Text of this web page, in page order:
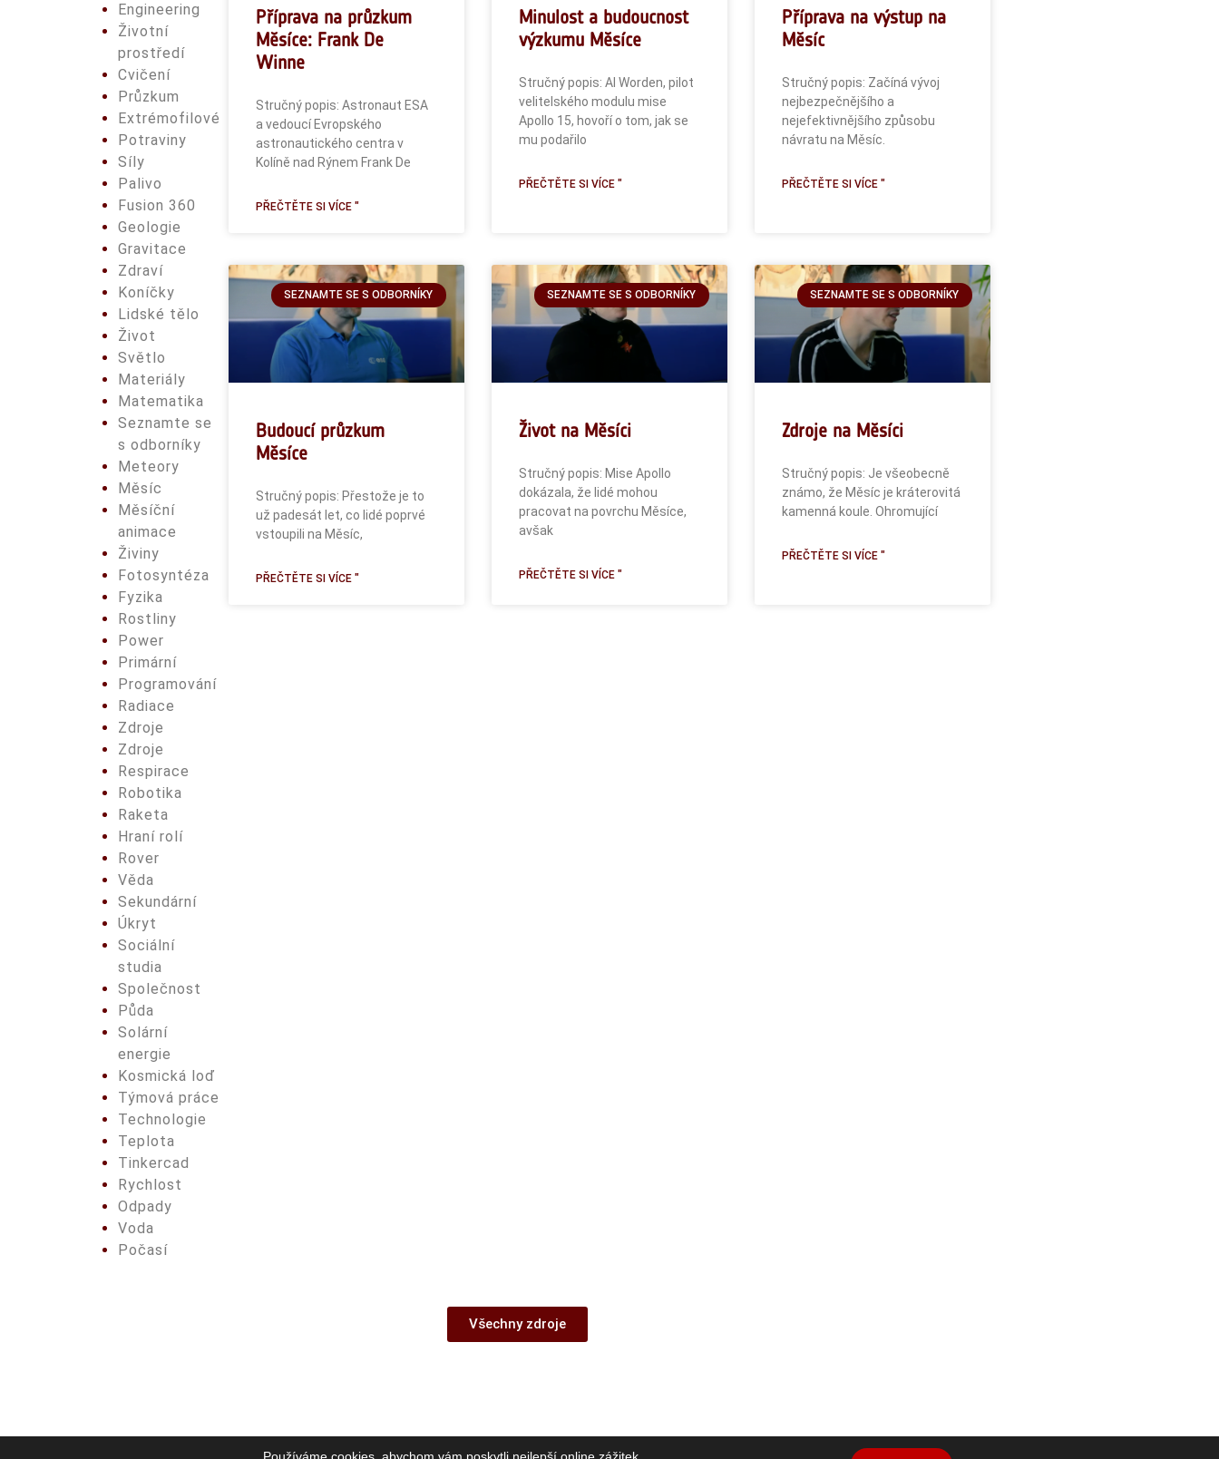
Engineering
Životní
prostředí
Cvičení
Průzkum
Extrémofilové
Potraviny
Síly
Palivo
Fusion 360
Geologie
Gravitace
Zdraví
Koníčky
Lidské tělo
Život
Světlo
Materiály
Matematika
Seznamte se
s odborníky
Meteory
Měsíc
Měsíční
animace
Živiny
Fotosyntéza
Fyzika
Rostliny
Power
Primární
Programování
Radiace
Zdroje
Zdroje
Respirace
Robotika
Raketa
Hraní rolí
Rover
Věda
Sekundární
Úkryt
Sociální
studia
Společnost
Půda
Solární
energie
Kosmická loď
Týmová práce
Technologie
Teplota
Tinkercad
Rychlost
Odpady
Voda
Počasí
Příprava na průzkum
Měsíce: Frank De
Winne
Stručný popis: Astronaut ESA
a vedoucí Evropského
astronautického centra v
Kolíně nad Rýnem Frank De
PŘEČTĚTE SI VÍCE "
Minulost a budoucnost
výzkumu Měsíce
Stručný popis: Al Worden, pilot
velitelského modulu mise
Apollo 15, hovoří o tom, jak se
mu podařilo
PŘEČTĚTE SI VÍCE "
Příprava na výstup na
Měsíc
Stručný popis: Začíná vývoj
nejbezpečnějšího a
nejefektivnějšího způsobu
návratu na Měsíc.
PŘEČTĚTE SI VÍCE "
SEZNAMTE SE S ODBORNÍKY
Budoucí průzkum
Měsíce
Stručný popis: Přestože je to
už padesát let, co lidé poprvé
vstoupili na Měsíc,
PŘEČTĚTE SI VÍCE "
SEZNAMTE SE S ODBORNÍKY
Život na Měsíci
Stručný popis: Mise Apollo
dokázala, že lidé mohou
pracovat na povrchu Měsíce,
avšak
PŘEČTĚTE SI VÍCE "
SEZNAMTE SE S ODBORNÍKY
Zdroje na Měsíci
Stručný popis: Je všeobecně
známo, že Měsíc je kráterovitá
kamenná koule. Ohromující
PŘEČTĚTE SI VÍCE "
Všechny zdroje